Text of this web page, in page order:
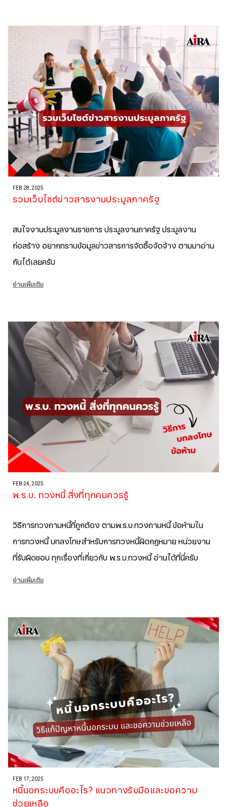
FEB 28, 2025
รวมเว็บไซต์ข่าวสารงานประมูลภาครัฐ
สนใจงานประมูลงานราชการ ประมูลงานภาครัฐ ประมูลงาน
ก่อสร้าง อยากทราบข้อมูลข่าวสารการจัดซื้อจัดจ้าง ตามมาอ่าน
กันได้เลยครับ
อ่านเพิ่มเติม
FEB 24, 2025
พ.ร.บ. ทวงหนี้ สิ่งที่ทุกคนควรรู้
วิธีการทวงถามหนี้ที่ถูกต้อง ตามพ.ร.บ.ทวงถามหนี้ ข้อห้ามใน
การทวงหนี้ บทลงโทษสำหรับการทวงหนี้ผิดกฎหมาย หน่วยงาน
ที่รับผิดชอบ ทุกเรื่องที่เกี่ยวกับ พ.ร.บ.ทวงหนี้ อ่านได้ที่นี่ครับ
อ่านเพิ่มเติม
FEB 17, 2025
หนี้นอกระบบคืออะไร? แนวทางรับมือและขอความ
ช่วยเหลือ